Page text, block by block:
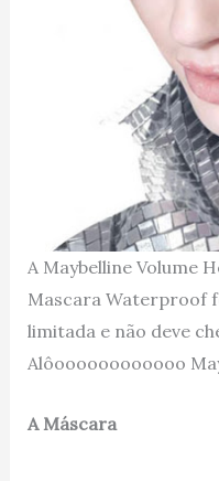
A Maybelline Volume
Mascara Waterproof
limitada e não deve
Alôoooooooooooo
A Máscara